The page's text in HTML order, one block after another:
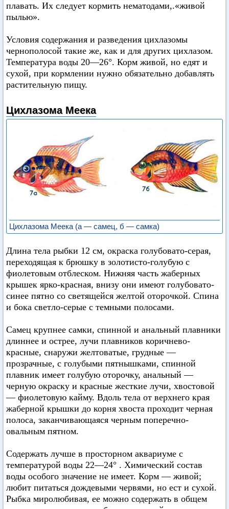
плавать. Их следует кормить нематодами,.«живой
пылью».
Условия содержания и разведения цихлазомы
чернополосой такие же, как и для других цихлазом.
Температура воды 20—26°. Корм живой, но едят и
сухой, при кормлении нужно обязательно добавлять
растительную пищу.
Цихлазома Меека
Цихлазома Меека (а — самец, б — самка)
Длина тела рыбки 12 см, окраска голубовато-серая,
переходящая к брюшку в золотисто-голубую с
фиолетовым отблеском. Нижняя часть жаберных
крышек ярко-красная, внизу они имеют голубовато-
синее пятно со светящейся желтой оторочкой. Спина
и бока светло-серые с темными полосами.
Самец крупнее самки, спинной и анальный плавники
длиннее и острее, лучи плавников коричнево-
красные, снаружи желтоватые, грудные —
прозрачные, с голубыми пятнышками, спинной
плавник имеет голубую оторочку, анальный —
черную окраску и красные жесткие лучи, хвостовой
— фиолетовую кайму. Вдоль тела от верхнего края
жаберной крышки до корня хвоста проходит черная
полоса, заканчивающаяся черным поперечно-
овальным пятном.
Содержать лучше в просторном аквариуме с
температурой воды 22—24° . Химический состав
воды особого значение не имеет. Корм — живой;
любит питаться дождевыми червями, но ест и сухой.
Рыбка миролюбивая, ее можно содержать в общем